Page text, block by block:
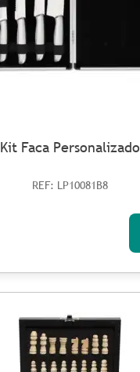
Kit Faca Personalizado
REF: LP10081B8